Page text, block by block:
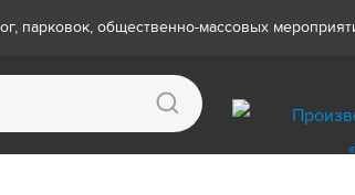
парковок, общественно-массовых